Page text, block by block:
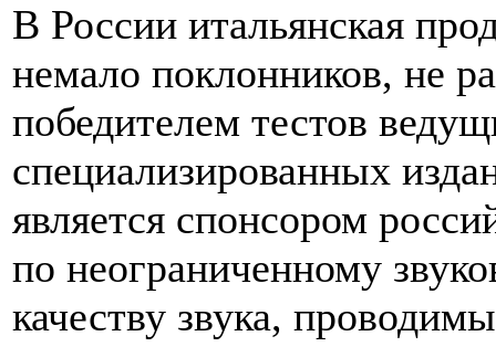
В России итальянская
немало поклонников, не
победителем тестов
специализированных
является спонсором
по неограниченному
качеству звука,